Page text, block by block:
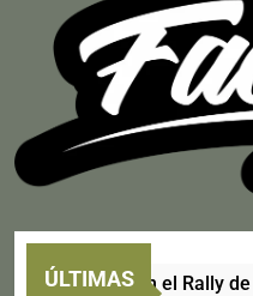
ÚLTIMAS
se corona en el Rally de